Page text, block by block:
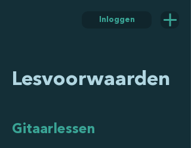
Inloggen
Lesvoorwaarden
Gitaarlessen